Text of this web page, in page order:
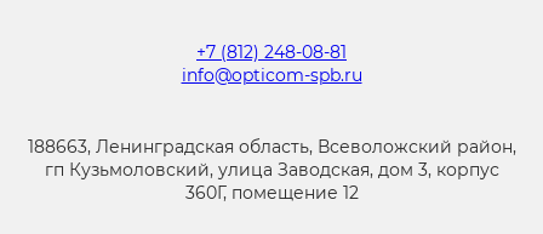
+7 (812) 248-08-81
info@opticom-spb.ru
188663, Ленинградская область, Всеволожский район,
гп Кузьмоловский, улица Заводская, дом 3, корпус
360Г, помещение 12